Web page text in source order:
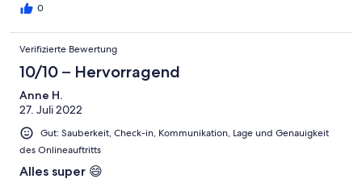
0
Verifizierte Bewertung
10/10 – Hervorragend
Anne H.
27. Juli 2022
Gut: Sauberkeit, Check-in, Kommunikation, Lage und Genauigkeit
des Onlineauftritts
Alles super 😄